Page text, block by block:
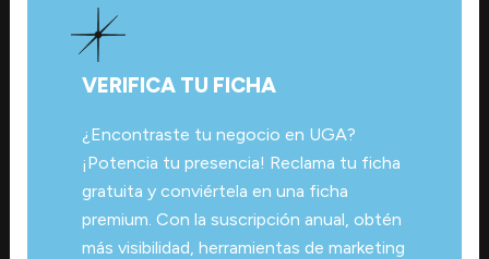
VERIFICA TU FICHA
¿Encontraste tu negocio en UGA?
¡Potencia tu presencia! Reclama tu ficha
gratuita y conviértela en una ficha
premium. Con la suscripción anual, obtén
más visibilidad, herramientas de marketing